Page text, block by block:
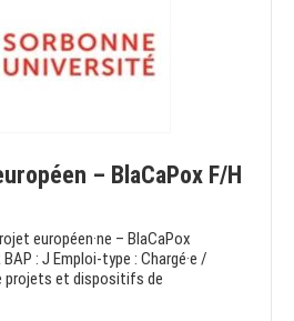
– BlaCaPox F/H
européen·ne – BlaCaPox
: J Emploi-type : Chargé·e /
projets et dispositifs de